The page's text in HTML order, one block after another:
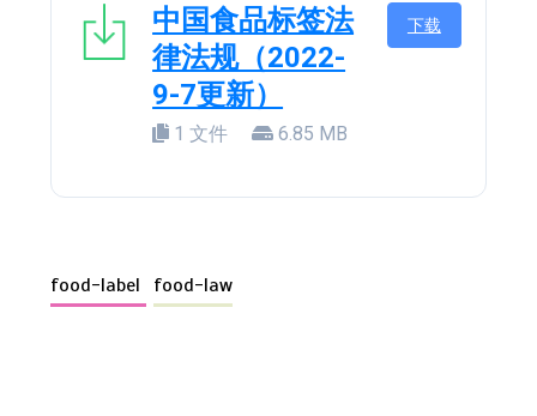
中国食品标签法
律法规（2022-
9-7更新）
1 文件 6.85 MB
下载
food-label food-law